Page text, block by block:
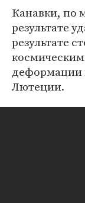
Канавки, по
результате
результате
деформации
Лютеции.